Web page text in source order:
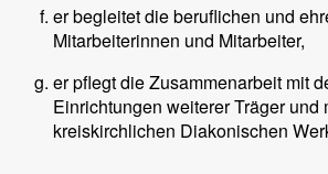
er begleitet die beruflichen und
Mitarbeiterinnen und Mitarbeiter,
er pflegt die Zusammenarbeit mit
Einrichtungen weiterer Träger und
kreiskirchlichen Diakonischen